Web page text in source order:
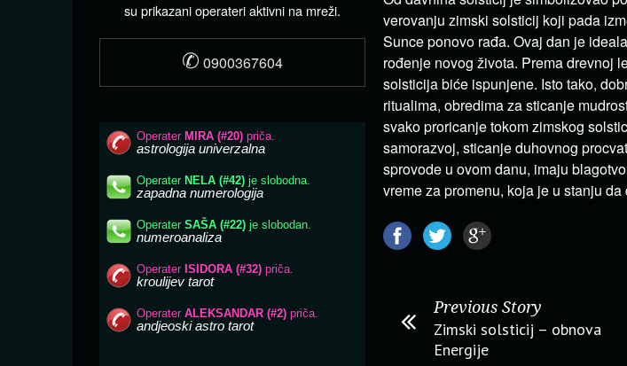
verovanju zimski solsticij koji pada
Sunce ponovo rađa. Ovaj dan je
rođenje novog života. Prema drevnoj
solsticija biće ispunjene. Isto tako,
ritualima, obredima za sticanje
svako proricanje tokom zimskog
samorazvoj, sticanje duhovnog
sprovode u ovom danu, imaju
vreme za promenu, koja je u stanju
Previous Story
Zimski solsticij – obnova
Energije
su prikazani operateri aktivni na mreži.
✆ 0900367604